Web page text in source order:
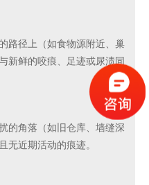
路径上（如食物源附近、巢
新鲜的咬痕、足迹或尿渍同
的角落（如旧仓库、墙缝深
无近期活动的痕迹。